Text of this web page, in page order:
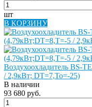
шт
В КОРЗИНУ
Воздухоохладитель BS-
/ 2,9кВт; DT=7,То=-25)
В наличии
93 680 руб.